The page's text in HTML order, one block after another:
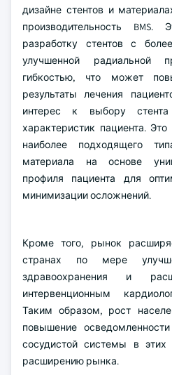
дизайне стентов и
производительность
разработку стентов с
улучшенной радиальной
гибкостью, что может
результаты лечения
интерес к выбору
характеристик пациента.
наиболее подходящего
материала на основе
профиля пациента для
минимизации осложнений.
Кроме того, рынок
странах по мере
здравоохранения и
интервенционным
Таким образом, рост
повышение
сосудистой системы в этих
расширению рынка.